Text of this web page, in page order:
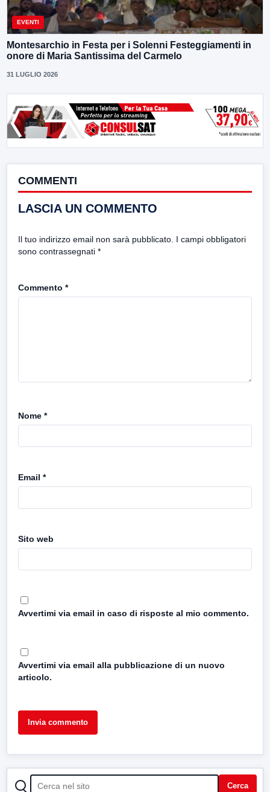
EVENTI
Montesarchio in Festa per i Solenni Festeggiamenti in
onore di Maria Santissima del Carmelo
31 LUGLIO 2026
COMMENTI
LASCIA UN COMMENTO
Il tuo indirizzo email non sarà pubblicato. I campi obbligatori
sono contrassegnati *
Commento *
Nome *
Email *
Sito web
Avvertimi via email in caso di risposte al mio commento.
Avvertimi via email alla pubblicazione di un nuovo
articolo.
CERCA Cerca